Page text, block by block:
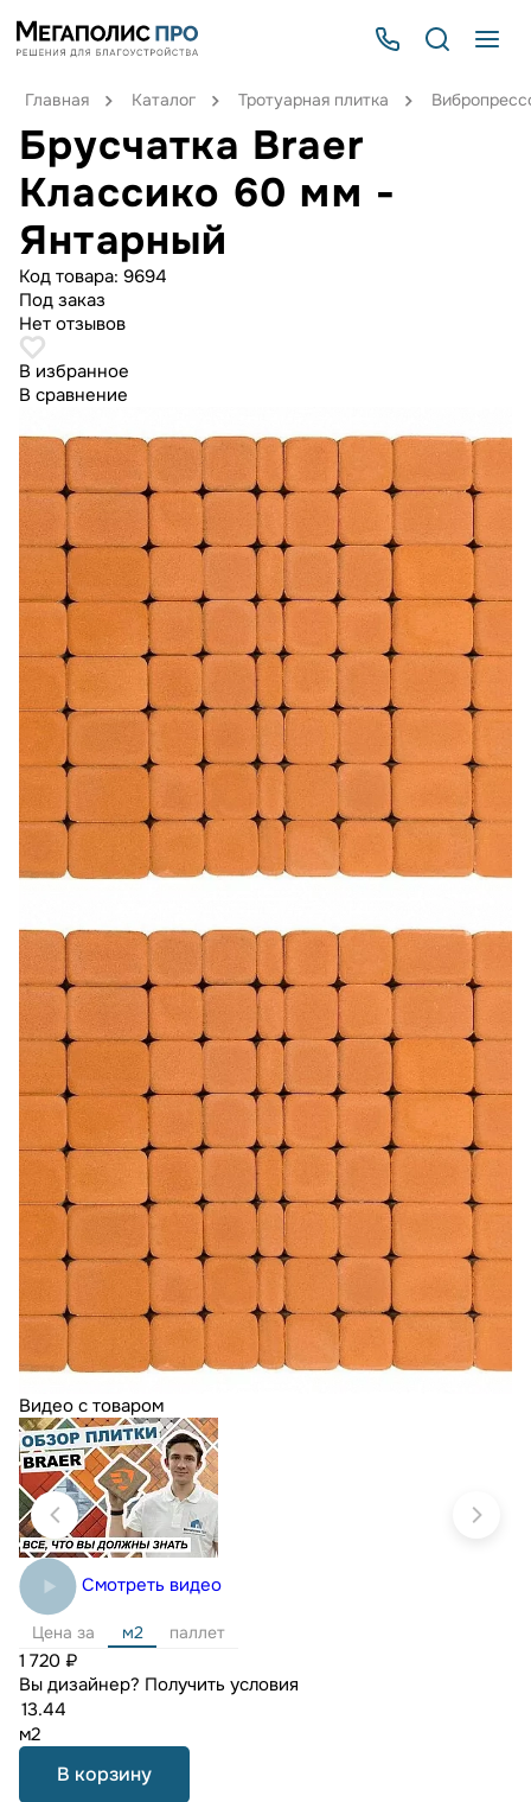
Главная Каталог Тротуарная плитка
Брусчатка Braer
Классико 60 мм -
Янтарный
Код товара: 9694
Под заказ
Нет отзывов
В избранное
В сравнение
Видео с товаром
Смотреть видео
Цена за м2 паллет
1 720 ₽
Вы дизайнер? Получить условия
м2
В корзину